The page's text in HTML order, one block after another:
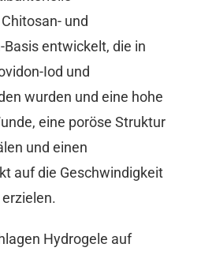
und
entwickelt, die in
Iod und
wurden und eine hohe
eine poröse Struktur
und einen
auf die Geschwindigkeit
Hydrogele auf